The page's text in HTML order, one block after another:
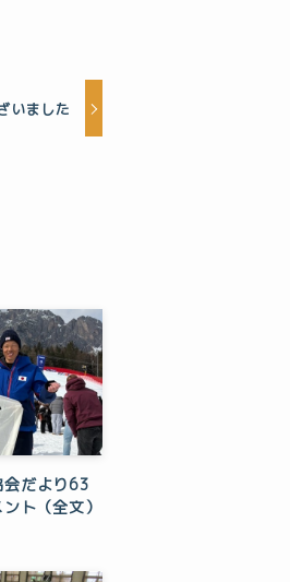
いました
会だより63
ト（全文）